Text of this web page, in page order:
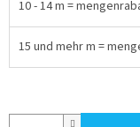
10 - 14 m =
15 und mehr m =